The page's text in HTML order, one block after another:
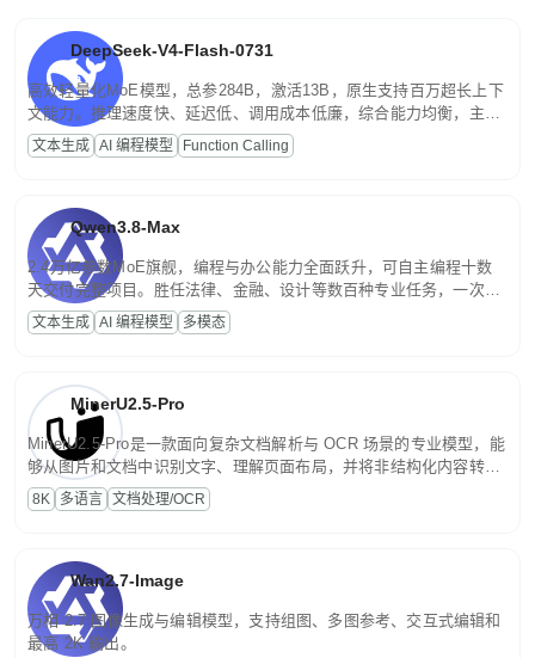
DeepSeek-V4-Flash-0731
高效轻量化MoE模型，总参284B，激活13B，原生支持百万超长上下
文能力。推理速度快、延迟低、调用成本低廉，综合能力均衡，主打
高并发、轻量化任务，适合日常对话、内容创作、基础 RAG、批量
文案处理等普惠刚需场景。
文本生成 AI 编程模型 Function Calling
Qwen3.8-Max
2.4万亿参数MoE旗舰，编程与办公能力全面跃升，可自主编程十数
天交付完整项目。胜任法律、金融、设计等数百种专业任务，一次对
话端到端交付生产级成果。原生视觉理解贯穿规划、执行与验证全流
程，支持超长文档与长视频的深度语义解析。长程任务中自主规划与
文本生成 AI 编程模型 多模态
MinerU2.5-Pro
MinerU2.5-Pro是一款面向复杂文档解析与 OCR 场景的专业模型，能
够从图片和文档中识别文字、理解页面布局，并将非结构化内容转换
为便于存储、检索和二次处理的结构化结果。
8K 多语言 文档处理/OCR
Wan2.7-Image
万相 2.7 图像生成与编辑模型，支持组图、多图参考、交互式编辑和
最高 2K 输出。